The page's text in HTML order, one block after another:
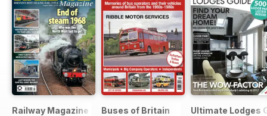
Railway Magazine Buses of Britain Ultimate Lodges